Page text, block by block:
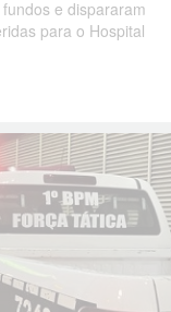
e dispararam
para o Hospital